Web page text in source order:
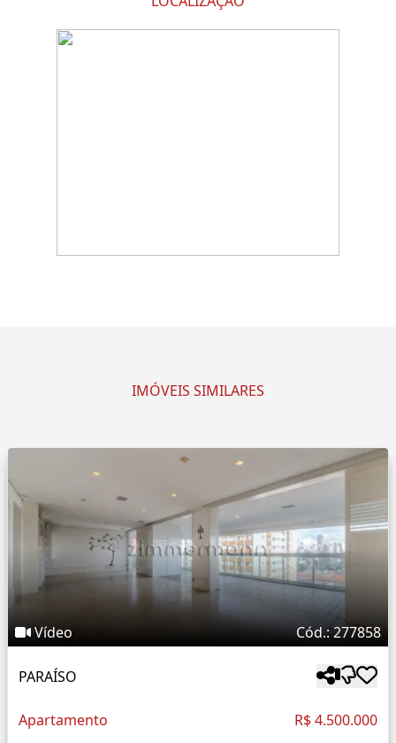
IMÓVEIS SIMILARES
Vídeo Cód.: 277858
PARAÍSO
Apartamento R$ 4.500.000